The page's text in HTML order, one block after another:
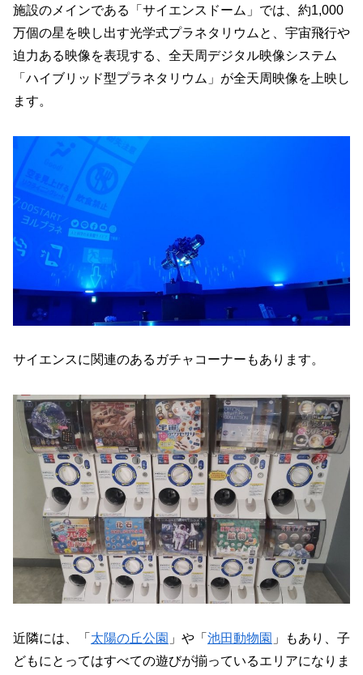
施設のメインである「サイエンスドーム」では、約1,000
万個の星を映し出す光学式プラネタリウムと、宇宙飛行や
迫力ある映像を表現する、全天周デジタル映像システム
「ハイブリッド型プラネタリウム」が全天周映像を上映し
ます。
サイエンスに関連のあるガチャコーナーもあります。
近隣には、「 太陽の丘公園 」や「 池田動物園 」もあり、子
どもにとってはすべての遊びが揃っているエリアになりま